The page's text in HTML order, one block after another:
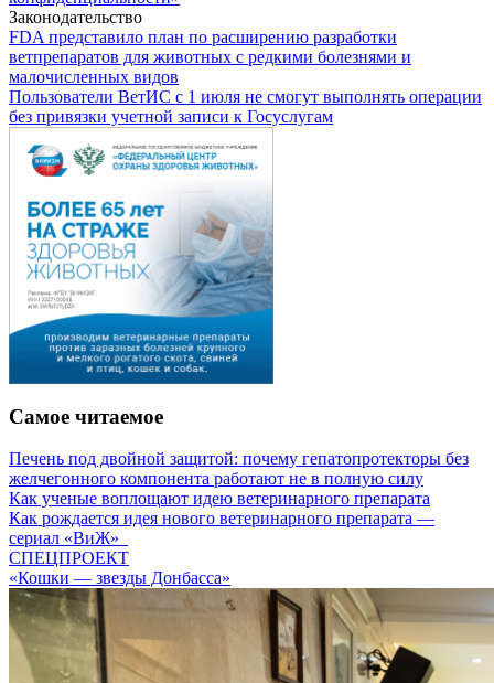
Законодательство
FDA представило план по расширению разработки
ветпрепаратов для животных с редкими болезнями и
малочисленных видов
Пользователи ВетИС с 1 июля не смогут выполнять операции
без привязки учетной записи к Госуслугам
Самое читаемое
Печень под двойной защитой: почему гепатопротекторы без
желчегонного компонента работают не в полную силу
Как ученые воплощают идею ветеринарного препарата
Как рождается идея нового ветеринарного препарата —
сериал «ВиЖ»
СПЕЦПРОЕКТ
«Кошки — звезды Донбасса»